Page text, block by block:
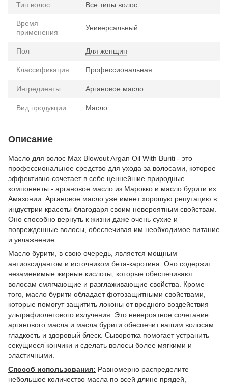
Тип волос Все типы волос
Время
применения
Универсальный
Пол Для женщин
Классификация Профессиональная
Ингредиенты Аргановое масло
Вид продукции Масло
Описание
Масло для волос Max Blowout Argan Oil With Buriti - это
профессиональное средство для ухода за волосами, которое
эффективно сочетает в себе ценнейшие природные
компоненты - аргановое масло из Марокко и масло бурити из
Амазонии. Аргановое масло уже имеет хорошую репутацию в
индустрии красоты благодаря своим невероятным свойствам.
Оно способно вернуть к жизни даже очень сухие и
поврежденные волосы, обеспечивая им необходимое питание
и увлажнение.
Масло бурити, в свою очередь, является мощным
антиоксидантом и источником бета-каротина. Оно содержит
незаменимые жирные кислоты, которые обеспечивают
волосам смягчающие и разглаживающие свойства. Кроме
того, масло бурити обладает фотозащитными свойствами,
которые помогут защитить локоны от вредного воздействия
ультрафиолетового излучения. Это невероятное сочетание
арганового масла и масла бурити обеспечит вашим волосам
гладкость и здоровый блеск. Сыворотка помогает устранить
секущиеся кончики и сделать волосы более мягкими и
эластичными.
Способ использования: Равномерно распределите
небольшое количество масла по всей длине прядей,